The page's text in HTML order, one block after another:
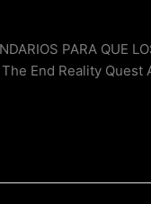
PARA QUE
End Reality